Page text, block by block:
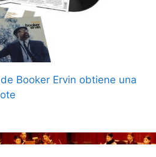
de Booker Ervin obtiene una